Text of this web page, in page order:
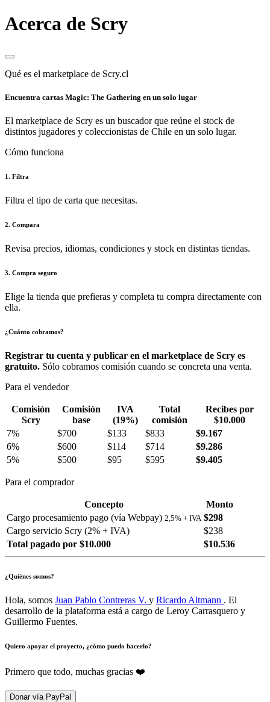
Acerca de Scry
Qué es el marketplace de Scry.cl
Encuentra cartas Magic: The Gathering en un solo lugar
El marketplace de Scry es un buscador que reúne el stock de
distintos jugadores y coleccionistas de Chile en un solo lugar.
Cómo funciona
1. Filtra
Filtra el tipo de carta que necesitas.
2. Compara
Revisa precios, idiomas, condiciones y stock en distintas tiendas.
3. Compra seguro
Elige la tienda que prefieras y completa tu compra directamente con
ella.
¿Cuánto cobramos?
Registrar tu cuenta y publicar en el marketplace de Scry es
gratuito. Sólo cobramos comisión cuando se concreta una venta.
Para el vendedor
Comisión
Scry
Comisión
base
IVA
(19%)
Total
comisión
Recibes por
$10.000
7%
$700 $133 $833
$9.167
6%
$600 $114 $714
$9.286
5%
$500 $95 $595 $9.405
Para el comprador
Concepto
Monto
Cargo procesamiento pago (vía Webpay) 2,5% + IVA $298
Cargo servicio Scry (2% + IVA)
$238
Total pagado por $10.000
$10.536
¿Quiénes somos?
Hola, somos Juan Pablo Contreras V. y Ricardo Altmann . El
desarrollo de la plataforma está a cargo de Leroy Carrasquero y
Guillermo Fuentes.
Quiero apoyar el proyecto, ¿cómo puedo hacerlo?
Primero que todo, muchas gracias ❤️
Donar vía PayPal